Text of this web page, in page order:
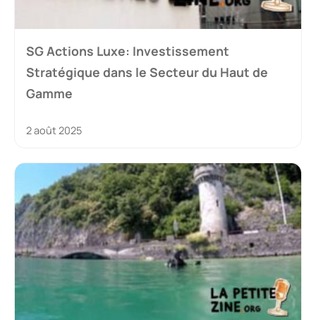
SG Actions Luxe: Investissement
Stratégique dans le Secteur du Haut de
Gamme
2 août 2025